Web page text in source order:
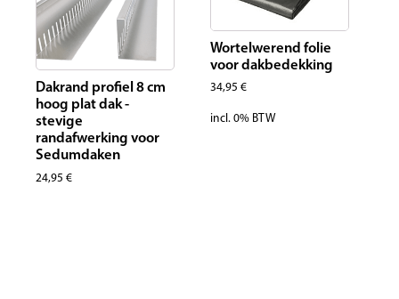
Dakrand profiel 8 cm
hoog plat dak -
stevige
randafwerking voor
Sedumdaken
24,95 €
Wortelwerend folie
voor dakbedekking
34,95 €
incl. 0% BTW